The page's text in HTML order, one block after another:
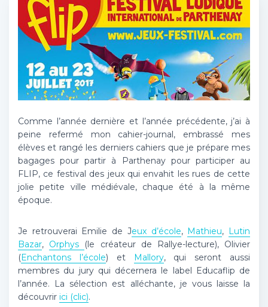
Comme l’année dernière et l’année précédente, j’ai à
peine refermé mon cahier-journal, embrassé mes
élèves et rangé les derniers cahiers que je prépare mes
bagages pour partir à Parthenay pour participer au
FLIP, ce festival des jeux qui envahit les rues de cette
jolie petite ville médiévale, chaque été à la même
époque.
Je retrouverai Emilie de Jeux d’école, Mathieu, Lutin
Bazar, Orphys (le créateur de Rallye-lecture), Olivier
(Enchantons l’école) et Mallory, qui seront aussi
membres du jury qui décernera le label Educaflip de
l’année. La sélection est alléchante, je vous laisse la
découvrir ici (clic).